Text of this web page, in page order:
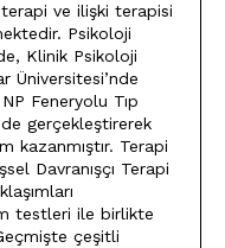
ve ilişki terapisi
Psikoloji
Klinik Psikoloji
Üniversitesi’nde
Feneryolu Tıp
gerçekleştirerek
kazanmıştır. Terapi
Davranışçı Terapi
testleri ile birlikte
çeşitli